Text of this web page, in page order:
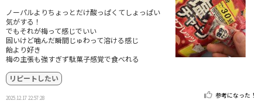
ノーパルよりちょっとだけ酸っぱくてしょっぱい
気がする！
でもそれが梅って感じでいい
固いけど噛んだ瞬間じゅわって溶ける感じ
飴より好き
梅の主張も強すぎず駄菓子感覚で食べれる
リピートしたい
2025.12.17 22:57:28 参考になった！